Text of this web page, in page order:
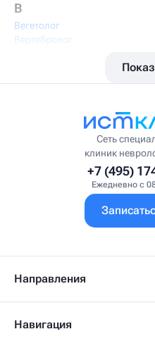
В
Вегетолог
Вертебролог
Висцеральный массажист
Врач интегративной медицины
Врач первичного приёма
Гастроэнтеролог-гепатолог
Гериатр
Гинеколог
Гирудолог
Сеть
клиник
+7 (495)
Ежедневно с
Направления
Навигация